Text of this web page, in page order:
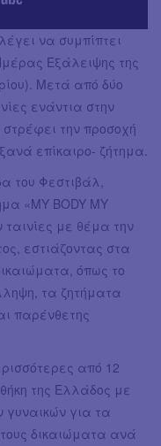
να συμπίπτει
Εξάλειψης της
Μετά από δύο
ενάντια στην
την προσοχή
επίκαιρο- ζήτημα.
του Φεστιβάλ,
«MY BODY MY
ταινίες με θέμα την
εστιάζοντας στα
όπως το
τα ζητήματα
παρένθετης
από 12
της Ελλάδος με
γυναικών για τα
δικαιώματα ανά